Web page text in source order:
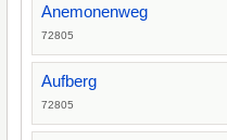
Anemonenweg
72805
Aufberg
72805